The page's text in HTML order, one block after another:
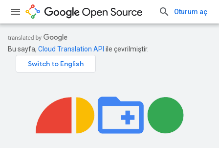
Oturum aç
Bu sayfa, Cloud Translation API ile çevrilmiştir.